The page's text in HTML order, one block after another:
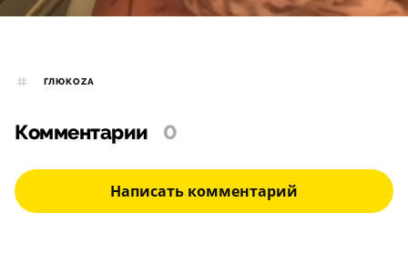
ГЛЮКОZА
Комментарии 0
Написать комментарий